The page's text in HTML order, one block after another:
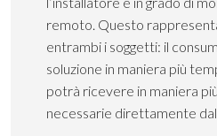
remoto. Questo
entrambi i soggetti: il
soluzione in maniera più
potrà ricevere in maniera
necessarie direttamente